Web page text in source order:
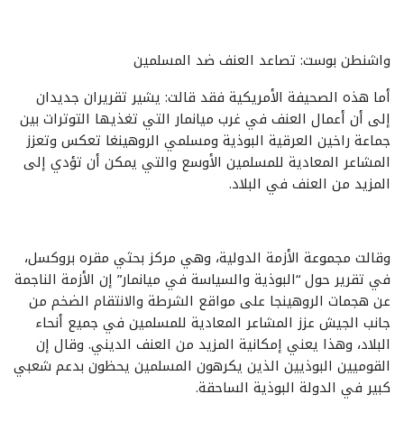
واشنطن بوست: تصاعد العنف ضد المسلمين
أما هذه الصحيفة الأمريكية فقد قالت: يشير تقريران جديدان
إلى أن أعمال العنف في غرب ميانمار التي تغذيها التوترات بين
جماعة راخين العرقية البوذية ومسلمي الروهينغا تعكس وتعزز
المشاعر المعادية للمسلمين الأوسع والتي يمكن أن تؤدي إلى
المزيد من العنف في البلاد.
وقالت مجموعة الأزمة الدولية، وهي مركز بحثي مقره بروكسل،
في تقرير حول “البوذية والسياسة في ميانمار” إن الأزمة الناجمة
عن هجمات الروهينجا على مواقع الشرطة والانتقام الضخم من
جانب الجيش عزز المشاعر المعادية للمسلمين في جميع أنحاء
البلاد، وهذا يعني إمكانية المزيد من العنف الديني. وقال إن
القوميين البوذيين الذين يكرهون المسلمين يحظون بدعم شعبي
كبير في الدولة البوذية الساحقة.